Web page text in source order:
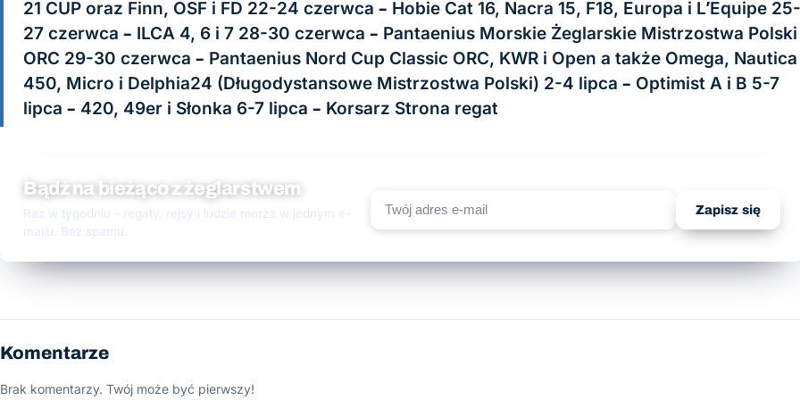
21 CUP oraz Finn, OSF i FD 22-24 czerwca – Hobie Cat 16, Nacra 15, F18, Europa i L’Equipe 25-
27 czerwca – ILCA 4, 6 i 7 28-30 czerwca – Pantaenius Morskie Żeglarskie Mistrzostwa Polski
ORC 29-30 czerwca – Pantaenius Nord Cup Classic ORC, KWR i Open a także Omega, Nautica
450, Micro i Delphia24 (Długodystansowe Mistrzostwa Polski) 2-4 lipca – Optimist A i B 5-7
lipca – 420, 49er i Słonka 6-7 lipca – Korsarz Strona regat
Bądź na bieżąco z żeglarstwem
Raz w tygodniu - regaty, rejsy i ludzie morza w jednym e-
mailu. Bez spamu.
Zapisz się
Komentarze
Brak komentarzy. Twój może być pierwszy!